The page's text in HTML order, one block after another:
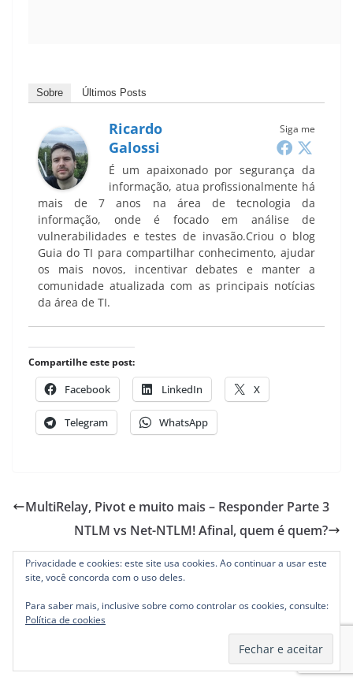
Sobre Últimos Posts
Siga me
Ricardo
Galossi
É um apaixonado por segurança da
informação, atua profissionalmente há
mais de 7 anos na área de tecnologia da
informação, onde é focado em análise de
vulnerabilidades e testes de invasão.Criou o blog
Guia do TI para compartilhar conhecimento, ajudar
os mais novos, incentivar debates e manter a
comunidade atualizada com as principais notícias
da área de TI.
Compartilhe este post:
Facebook LinkedIn X
Telegram WhatsApp
MultiRelay, Pivot e muito mais – Responder Parte 3
NTLM vs Net-NTLM! Afinal, quem é quem?
Deixe seu comentário
Privacidade e cookies: este site usa cookies. Ao continuar a usar este
site, você concorda com o uso deles.
Para saber mais, inclusive sobre como controlar os cookies, consulte:
Política de cookies